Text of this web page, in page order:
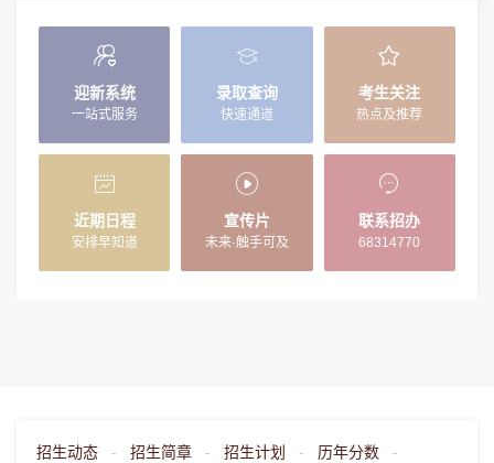
迎新系统
一站式服务
录取查询
快速通道
考生关注
热点及推荐
近期日程
安排早知道
宣传片
未来·触手可及
联系招办
68314770
招生动态 - 招生简章 - 招生计划 - 历年分数 -